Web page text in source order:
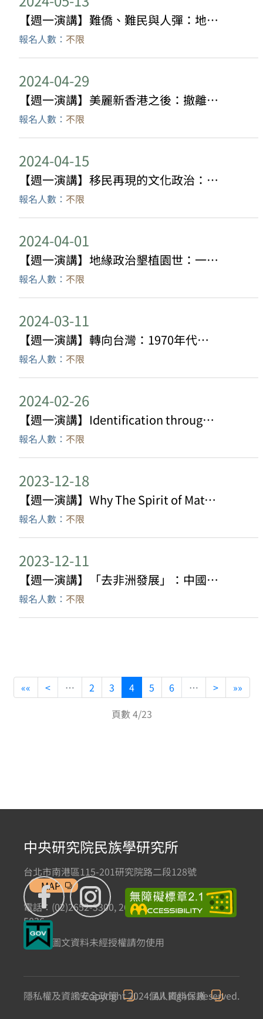
【週一演講】難僑、難民與人彈：地緣政治變動中的越南難民問題
報名人數： 不限
2024-04-29
【週一演講】美麗新香港之後：撤離日常化中的移動協商與未來想像
報名人數： 不限
2024-04-15
【週一演講】移民再現的文化政治：不同國家移民博物館的社群建構指向
報名人數： 不限
2024-04-01
【週一演講】地緣政治墾植園世：一個研究行星危機、多物種抵抗及地緣政治的宣言
報名人數： 不限
2024-03-11
【週一演講】轉向台灣：1970年代的戰後世代與國族的文化政治
報名人數： 不限
2024-02-26
【週一演講】Identification through food: Tibetan Momo in the Diaspora
報名人數： 不限
2023-12-18
【週一演講】Why The Spirit of Matter? On secularism and materiality as topics for anthropologists of religion
報名人數： 不限
2023-12-11
【週一演講】「去非洲發展」：中國人移民到非洲和全球發展不平衡的道德地理想像
報名人數： 不限
«« < … 2 3 4 5 6 … >
»»
頁數 4/23
中央研究院民族學研究所
台北市南港區115-201研究院路二段128號
MAP
電話：(02)2652-3300, 2652-3301 傳真：(02)2785-
5836
本網站圖文資料未經授權請勿使用
隱私權及資訊安全政策 個人資料保護
© Copyright 2024. All Rights Reserved.